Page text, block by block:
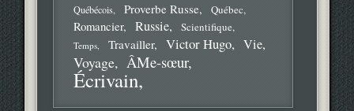
Québécois
Proverbe Russe Québec
Romancier Russie Scientifique
Temps Travailler Victor Hugo Vie
Voyage ÂMe-sœur
Écrivain